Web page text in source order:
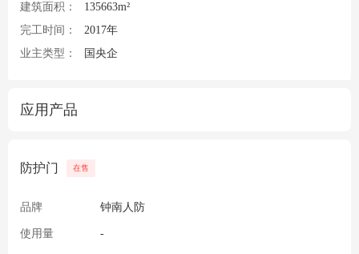
建筑面积：
135663m²
完工时间：
2017年
业主类型：
国央企
应用产品
防护门 在售
品牌 钟南人防
使用量 -